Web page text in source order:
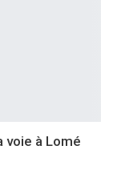
voie à Lomé